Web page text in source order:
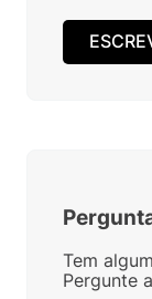
Tem
Pergunte